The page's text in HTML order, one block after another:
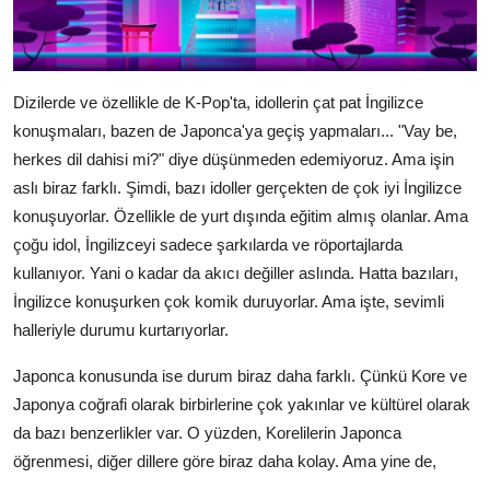
Dizilerde ve özellikle de K-Pop'ta, idollerin çat pat İngilizce
konuşmaları, bazen de Japonca'ya geçiş yapmaları... "Vay be,
herkes dil dahisi mi?" diye düşünmeden edemiyoruz. Ama işin
aslı biraz farklı. Şimdi, bazı idoller gerçekten de çok iyi İngilizce
konuşuyorlar. Özellikle de yurt dışında eğitim almış olanlar. Ama
çoğu idol, İngilizceyi sadece şarkılarda ve röportajlarda
kullanıyor. Yani o kadar da akıcı değiller aslında. Hatta bazıları,
İngilizce konuşurken çok komik duruyorlar. Ama işte, sevimli
halleriyle durumu kurtarıyorlar.
Japonca konusunda ise durum biraz daha farklı. Çünkü Kore ve
Japonya coğrafi olarak birbirlerine çok yakınlar ve kültürel olarak
da bazı benzerlikler var. O yüzden, Korelilerin Japonca
öğrenmesi, diğer dillere göre biraz daha kolay. Ama yine de,